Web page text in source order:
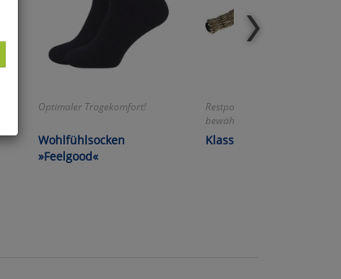
Optimaler Tragekomfort!
Wohlfühlsocken
»Feelgood«
Restposten! - Seit Generationen
bewährt!
Klassischer Reisigbesen